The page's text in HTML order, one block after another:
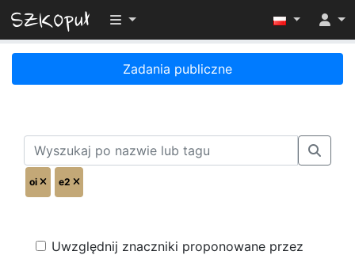
Przełącz widoczność menu
Zadania publiczne
oi e2
Uwzględnij znaczniki proponowane przez